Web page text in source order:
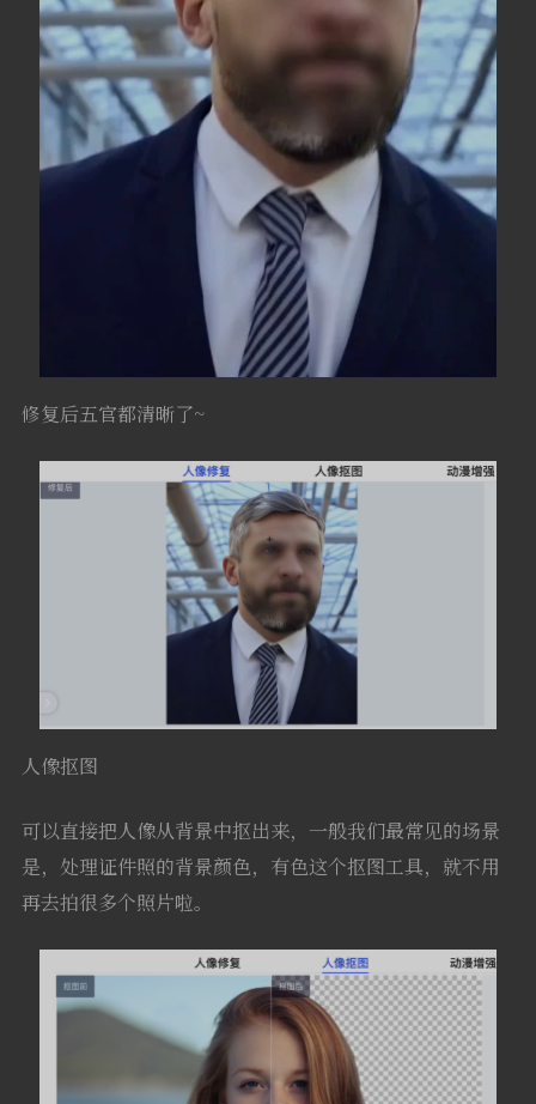
修复后五官都清晰了~
人像抠图
可以直接把人像从背景中抠出来，一般我们最常见的场景
是，处理证件照的背景颜色，有色这个抠图工具，就不用
再去拍很多个照片啦。